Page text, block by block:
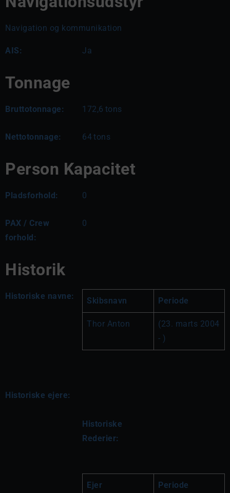
Navigation og kommunikation
AIS: Ja
Tonnage
Bruttotonnage: 172,6 tons
Nettotonnage: 64tons
Person Kapacitet
Pladsforhold: 0
PAX / Crew
forhold:
0
Historik
Historiske navne: Skibsnavn Periode
Thor Anton
(23. marts 2004
- )
Historiske ejere:
Historiske
Rederier:
Ejer Periode